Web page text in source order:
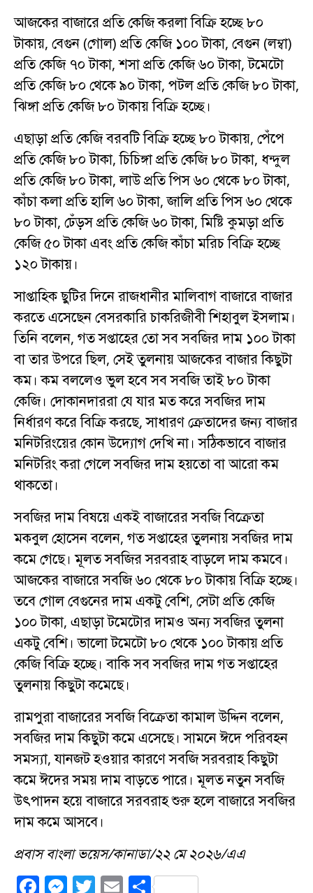
আজকের বাজারে প্রতি কেজি করলা বিক্রি হচ্ছে ৮০
টাকায়, বেগুন (গোল) প্রতি কেজি ১০০ টাকা, বেগুন (লম্বা)
প্রতি কেজি ৭০ টাকা, শসা প্রতি কেজি ৬০ টাকা, টমেটো
প্রতি কেজি ৮০ থেকে ৯০ টাকা, পটল প্রতি কেজি ৮০ টাকা,
ঝিঙ্গা প্রতি কেজি ৮০ টাকায় বিক্রি হচ্ছে।
এছাড়া প্রতি কেজি বরবটি বিক্রি হচ্ছে ৮০ টাকায়, পেঁপে
প্রতি কেজি ৮০ টাকা, চিচিঙ্গা প্রতি কেজি ৮০ টাকা, ধন্দুল
প্রতি কেজি ৮০ টাকা, লাউ প্রতি পিস ৬০ থেকে ৮০ টাকা,
কাঁচা কলা প্রতি হালি ৬০ টাকা, জালি প্রতি পিস ৬০ থেকে
৮০ টাকা, ঢেঁড়স প্রতি কেজি ৬০ টাকা, মিষ্টি কুমড়া প্রতি
কেজি ৫০ টাকা এবং প্রতি কেজি কাঁচা মরিচ বিক্রি হচ্ছে
১২০ টাকায়।
সাপ্তাহিক ছুটির দিনে রাজধানীর মালিবাগ বাজারে বাজার
করতে এসেছেন বেসরকারি চাকরিজীবী শিহাবুল ইসলাম।
তিনি বলেন, গত সপ্তাহের তো সব সবজির দাম ১০০ টাকা
বা তার উপরে ছিল, সেই তুলনায় আজকের বাজার কিছুটা
কম। কম বললেও ভুল হবে সব সবজি তাই ৮০ টাকা
কেজি। দোকানদাররা যে যার মত করে সবজির দাম
নির্ধারণ করে বিক্রি করছে, সাধারণ ক্রেতাদের জন্য বাজার
মনিটরিংয়ের কোন উদ্যোগ দেখি না। সঠিকভাবে বাজার
মনিটরিং করা গেলে সবজির দাম হয়তো বা আরো কম
থাকতো।
সবজির দাম বিষয়ে একই বাজারের সবজি বিক্রেতা
মকবুল হোসেন বলেন, গত সপ্তাহের তুলনায় সবজির দাম
কমে গেছে। মূলত সবজির সরবরাহ বাড়লে দাম কমবে।
আজকের বাজারে সবজি ৬০ থেকে ৮০ টাকায় বিক্রি হচ্ছে।
তবে গোল বেগুনের দাম একটু বেশি, সেটা প্রতি কেজি
১০০ টাকা, এছাড়া টমেটোর দামও অন্য সবজির তুলনা
একটু বেশি। ভালো টমেটো ৮০ থেকে ১০০ টাকায় প্রতি
কেজি বিক্রি হচ্ছে। বাকি সব সবজির দাম গত সপ্তাহের
তুলনায় কিছুটা কমেছে।
রামপুরা বাজারের সবজি বিক্রেতা কামাল উদ্দিন বলেন,
সবজির দাম কিছুটা কমে এসেছে। সামনে ঈদে পরিবহন
সমস্যা, যানজট হওয়ার কারণে সবজি সরবরাহ কিছুটা
কমে ঈদের সময় দাম বাড়তে পারে। মূলত নতুন সবজি
উৎপাদন হয়ে বাজারে সরবরাহ শুরু হলে বাজারে সবজির
দাম কমে আসবে।
প্রবাস বাংলা ভয়েস/কানাডা/২২ মে ২০২৬/এএ
F M T E S